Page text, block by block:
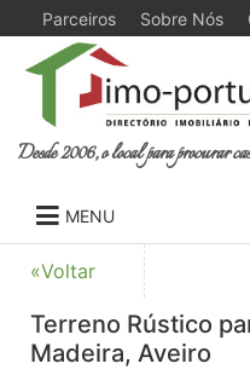
Parceiros Sobre Nós
Desde 2006, o local para procurar
MENU
«Voltar
Terreno Rústico
Madeira, Aveiro